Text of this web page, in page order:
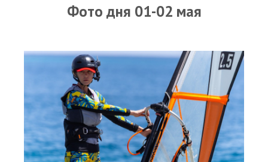
Виртуальный тур Ганет Синай
Новости
Медиа
Медиа архив
Фото дня 01-02 мая